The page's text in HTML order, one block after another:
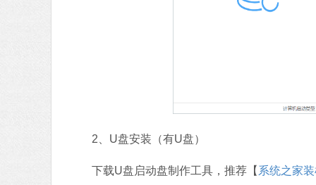
2、U盘安装（有U盘）
下载U盘启动盘制作工具，推荐【 系统之家